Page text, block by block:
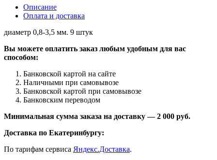
Описание
Оплата и доставка
диаметр 0,8-3,5 мм. 9 штук
Вы можете оплатить заказ любым удобным для вас
способом:
Банковской картой на сайте
Наличными при самовывозе
Банковской картой при самовывозе
Банковским переводом
Минимальная сумма заказа на доставку — 2 000 руб.
Доставка по Екатеринбургу:
По тарифам сервиса Яндекс.Доставка.